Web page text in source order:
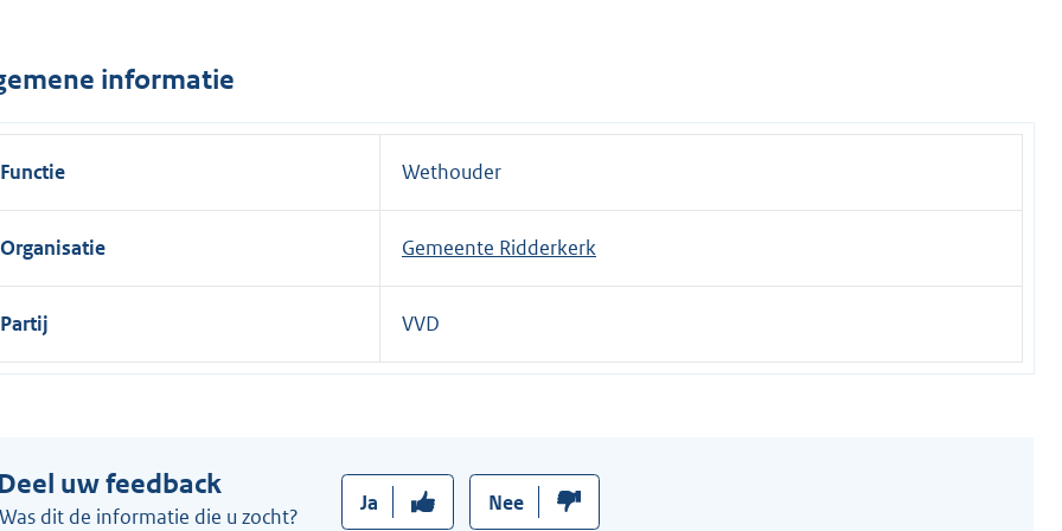
n
:
informatie
Functie Wethouder
Organisatie Gemeente Ridderkerk
Partij VVD
uw feedback
Was dit de informatie die u zocht?
Ja Nee